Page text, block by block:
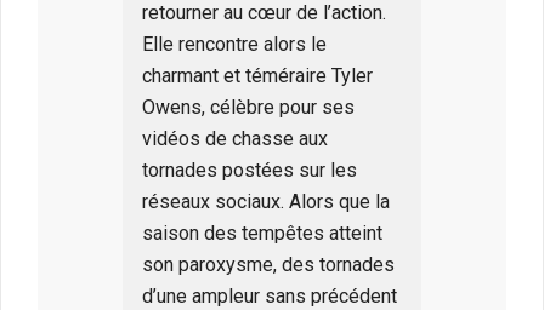
retourner au cœur de l’action.
Elle rencontre alors le
charmant et téméraire Tyler
Owens, célèbre pour ses
vidéos de chasse aux
tornades postées sur les
réseaux sociaux. Alors que la
saison des tempêtes atteint
son paroxysme, des tornades
d’une ampleur sans précédent